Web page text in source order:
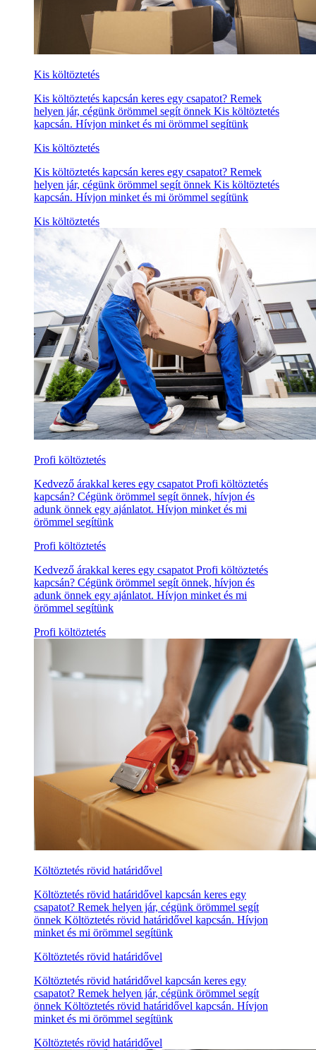
Kis költöztetés
Kis költöztetés kapcsán keres egy csapatot? Remek
helyen jár, cégünk örömmel segít önnek Kis költöztetés
kapcsán. Hívjon minket és mi örömmel segítünk
Kis költöztetés
Kis költöztetés kapcsán keres egy csapatot? Remek
helyen jár, cégünk örömmel segít önnek Kis költöztetés
kapcsán. Hívjon minket és mi örömmel segítünk
Kis költöztetés
Profi költöztetés
Kedvező árakkal keres egy csapatot Profi költöztetés
kapcsán? Cégünk örömmel segít önnek, hívjon és
adunk önnek egy ajánlatot. Hívjon minket és mi
örömmel segítünk
Profi költöztetés
Kedvező árakkal keres egy csapatot Profi költöztetés
kapcsán? Cégünk örömmel segít önnek, hívjon és
adunk önnek egy ajánlatot. Hívjon minket és mi
örömmel segítünk
Profi költöztetés
Költöztetés rövid határidővel
Költöztetés rövid határidővel kapcsán keres egy
csapatot? Remek helyen jár, cégünk örömmel segít
önnek Költöztetés rövid határidővel kapcsán. Hívjon
minket és mi örömmel segítünk
Költöztetés rövid határidővel
Költöztetés rövid határidővel kapcsán keres egy
csapatot? Remek helyen jár, cégünk örömmel segít
önnek Költöztetés rövid határidővel kapcsán. Hívjon
minket és mi örömmel segítünk
Költöztetés rövid határidővel